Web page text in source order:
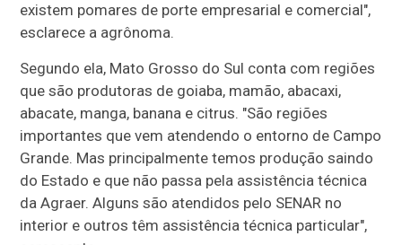
existem pomares de porte empresarial e comercial",
esclarece a agrônoma.
Segundo ela, Mato Grosso do Sul conta com regiões
que são produtoras de goiaba, mamão, abacaxi,
abacate, manga, banana e citrus. "São regiões
importantes que vem atendendo o entorno de Campo
Grande. Mas principalmente temos produção saindo
do Estado e que não passa pela assistência técnica
da Agraer. Alguns são atendidos pelo SENAR no
interior e outros têm assistência técnica particular",